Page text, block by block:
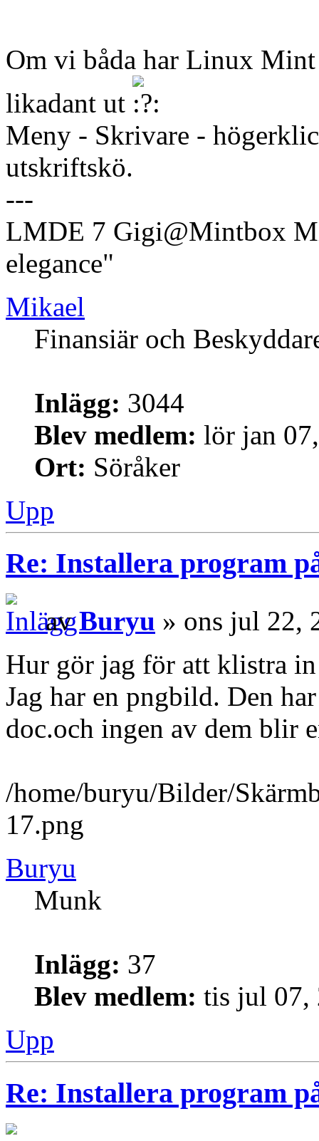
Om vi båda har Linux
likadant ut
Meny - Skrivare -
utskriftskö.
---
LMDE 7 Gigi@Mintbox
elegance"
Mikael
Finansiär och
Inlägg: 3044
Blev medlem: lör jan
Ort: Söråker
Upp
Re: Installera program
avBuryu » ons jul 22,
Hur gör jag för att klistra
Jag har en pngbild. Den
doc.och ingen av dem blir
/home/buryu/Bilder/
17.png
Buryu
Munk
Inlägg: 37
Blev medlem: tis jul 07,
Upp
Re: Installera program